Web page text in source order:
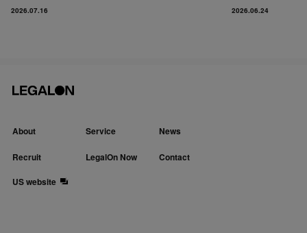
2026.07.16 2026.06.24
About Service News
Recruit LegalOn Now
Contact
US website